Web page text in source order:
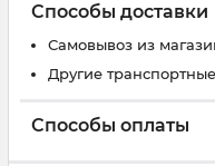
Способы доставки
Самовывоз из
Другие
Способы оплаты